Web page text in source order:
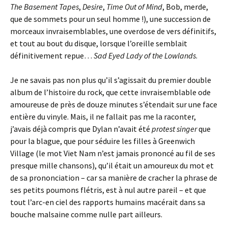
The Basement Tapes, Desire, Time Out of Mind, Bob, merde,
que de sommets pour un seul homme !), une succession de
morceaux invraisemblables, une overdose de vers définitifs,
et tout au bout du disque, lorsque l’oreille semblait
définitivement repue… Sad Eyed Lady of the Lowlands.
Je ne savais pas non plus qu’il s’agissait du premier double
album de l’histoire du rock, que cette invraisemblable ode
amoureuse de près de douze minutes s’étendait sur une face
entière du vinyle. Mais, il ne fallait pas me la raconter,
j’avais déjà compris que Dylan n’avait été protest singerque
pour la blague, que pour séduire les filles à Greenwich
Village (le mot Viet Nam n’est jamais prononcé au fil de ses
presque mille chansons), qu’il était un amoureux du mot et
de sa prononciation – car sa manière de cracher la phrase de
ses petits poumons flétris, est à nul autre pareil – et que
tout l’arc-en ciel des rapports humains macérait dans sa
bouche malsaine comme nulle part ailleurs.